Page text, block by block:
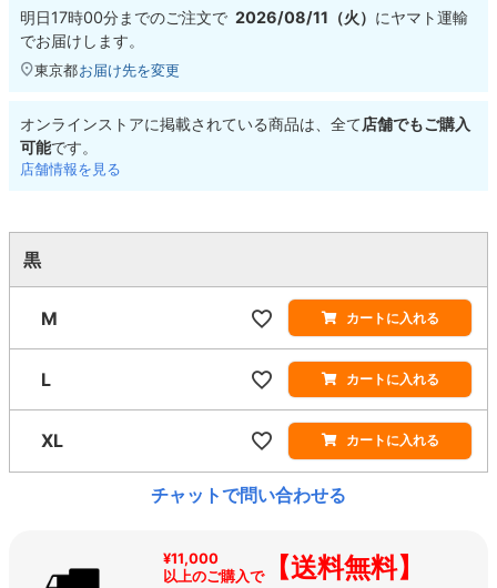
明日17時00分までのご注文で 2026/08/11（火） にヤマト運輸
でお届けします。
東京都お届け先を変更
オンラインストアに掲載されている商品は、全て店舗でもご購入
可能です。
店舗情報を見る
黒
M カートに入れる
L カートに入れる
XL カートに入れる
チャットで問い合わせる
¥11,000
以上のご購入で【送料無料】